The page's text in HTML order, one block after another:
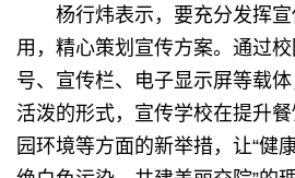
杨行炜表示，要充分发挥
用，精心策划宣传方案。通过
号、宣传栏、电子显示屏等载
活泼的形式，宣传学校在提升
园环境等方面的新举措，让“健